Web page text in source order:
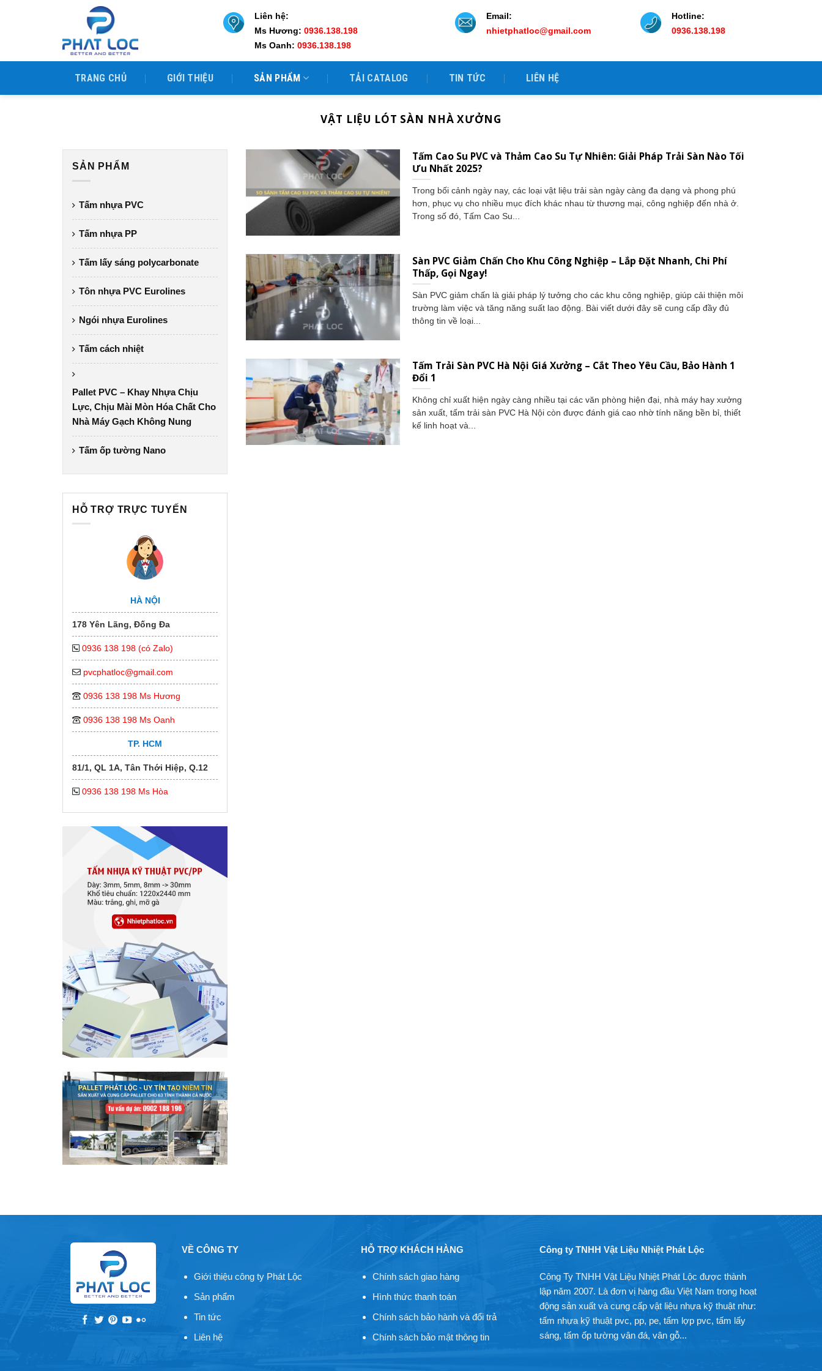
Liên hệ:
Ms Hương: 0936.138.198
Ms Oanh: 0936.138.198
Email:
nhietphatloc@gmail.com
Hotline:
0936.138.198
TRANG CHỦ GIỚI THIỆU SẢN PHẨM TẢI CATALOG TIN TỨC LIÊN HỆ
VẬT LIỆU LÓT SÀN NHÀ XƯỞNG
SẢN PHẨM
Tấm nhựa PVC
Tấm nhựa PP
Tấm lấy sáng polycarbonate
Tôn nhựa PVC Eurolines
Ngói nhựa Eurolines
Tấm cách nhiệt
Pallet PVC – Khay Nhựa Chịu
Lực, Chịu Mài Mòn Hóa Chất Cho
Nhà Máy Gạch Không Nung
Tấm ốp tường Nano
HỖ TRỢ TRỰC TUYẾN
HÀ NỘI
178 Yên Lãng, Đống Đa
0936 138 198 (có Zalo)
pvcphatloc@gmail.com
0936 138 198 Ms Hương
0936 138 198 Ms Oanh
TP. HCM
81/1, QL 1A, Tân Thới Hiệp, Q.12
0936 138 198 Ms Hòa
Tấm Cao Su PVC và Thảm Cao Su Tự Nhiên: Giải Pháp Trải Sàn Nào Tối
Ưu Nhất 2025?
Trong bối cảnh ngày nay, các loại vật liệu trải sàn ngày càng đa dạng và phong phú
hơn, phục vụ cho nhiều mục đích khác nhau từ thương mại, công nghiệp đến nhà ở.
Trong số đó, Tấm Cao Su...
Sàn PVC Giảm Chấn Cho Khu Công Nghiệp – Lắp Đặt Nhanh, Chi Phí
Thấp, Gọi Ngay!
Sàn PVC giảm chấn là giải pháp lý tưởng cho các khu công nghiệp, giúp cải thiện môi
trường làm việc và tăng năng suất lao động. Bài viết dưới đây sẽ cung cấp đầy đủ
thông tin về loại...
Tấm Trải Sàn PVC Hà Nội Giá Xưởng – Cắt Theo Yêu Cầu, Bảo Hành 1
Đổi 1
Không chỉ xuất hiện ngày càng nhiều tại các văn phòng hiện đại, nhà máy hay xưởng
sản xuất, tấm trải sàn PVC Hà Nội còn được đánh giá cao nhờ tính năng bền bỉ, thiết
kế linh hoạt và...
VỀ CÔNG TY
Giới thiệu công ty Phát Lộc
Sản phẩm
Tin tức
Liên hệ
HỖ TRỢ KHÁCH HÀNG
Chính sách giao hàng
Hình thức thanh toán
Chính sách bảo hành và đổi trả
Chính sách bảo mật thông tin
Công ty TNHH Vật Liệu Nhiệt Phát Lộc
Công Ty TNHH Vật Liệu Nhiệt Phát Lộc được thành
lập năm 2007. Là đơn vị hàng đầu Việt Nam trong hoạt
động sản xuất và cung cấp vật liệu nhựa kỹ thuật như:
tấm nhựa kỹ thuật pvc, pp, pe, tấm lợp pvc, tấm lấy
sáng, tấm ốp tường vân đá, vân gỗ...